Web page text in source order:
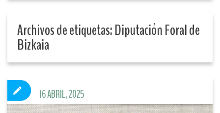
Archivos de etiquetas:Diputación Foral de
Bizkaia
16 ABRIL, 2025